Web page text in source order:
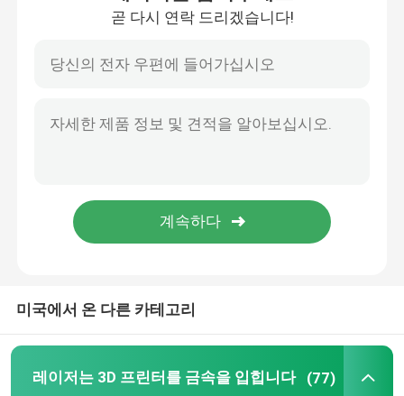
곧 다시 연락 드리겠습니다!
미국에서 온 다른 카테고리
레이저는 3D 프린터를 금속을 입힙니다 (77)